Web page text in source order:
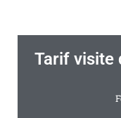
Tarif visite